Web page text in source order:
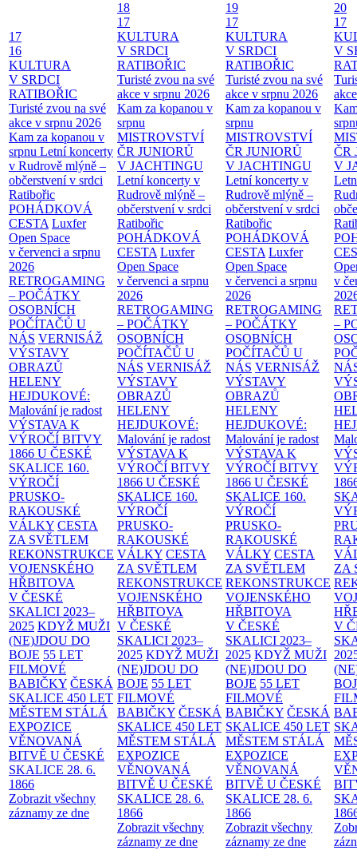
17
16
KULTURA
V SRDCI
RATIBOŘIC
Turisté zvou na své
akce v srpnu 2026
Kam za kopanou v
srpnu Letní koncerty
v Rudrově mlýně –
občerstvení v srdci
Ratibořic
POHÁDKOVÁ
CESTA Luxfer
Open Space
v červenci a srpnu
2026
RETROGAMING
– POČÁTKY
OSOBNÍCH
POČÍTAČŮ U
NÁS VERNISÁŽ
VÝSTAVY
OBRAZŮ
HELENY
HEJDUKOVÉ:
Malování je radost
VÝSTAVA K
VÝROČÍ BITVY
1866 U ČESKÉ
SKALICE 160.
VÝROČÍ
PRUSKO-
RAKOUSKÉ
VÁLKY CESTA
ZA SVĚTLEM
REKONSTRUKCE
VOJENSKÉHO
HŘBITOVA
V ČESKÉ
SKALICI 2023–
2025 KDYŽ MUŽI
(NE)JDOU DO
BOJE 55 LET
FILMOVÉ
BABIČKY ČESKÁ
SKALICE 450 LET
MĚSTEM STÁLÁ
EXPOZICE
VĚNOVANÁ
BITVĚ U ČESKÉ
SKALICE 28. 6.
1866
Zobrazit všechny
záznamy ze dne
18
17
KULTURA
V SRDCI
RATIBOŘIC
Turisté zvou na své
akce v srpnu 2026
Kam za kopanou v
srpnu
MISTROVSTVÍ
ČR JUNIORŮ
V JACHTINGU
Letní koncerty v
Rudrově mlýně –
občerstvení v srdci
Ratibořic
POHÁDKOVÁ
CESTA Luxfer
Open Space
v červenci a srpnu
2026
RETROGAMING
– POČÁTKY
OSOBNÍCH
POČÍTAČŮ U
NÁS VERNISÁŽ
VÝSTAVY
OBRAZŮ
HELENY
HEJDUKOVÉ:
Malování je radost
VÝSTAVA K
VÝROČÍ BITVY
1866 U ČESKÉ
SKALICE 160.
VÝROČÍ
PRUSKO-
RAKOUSKÉ
VÁLKY CESTA
ZA SVĚTLEM
REKONSTRUKCE
VOJENSKÉHO
HŘBITOVA
V ČESKÉ
SKALICI 2023–
2025 KDYŽ MUŽI
(NE)JDOU DO
BOJE 55 LET
FILMOVÉ
BABIČKY ČESKÁ
SKALICE 450 LET
MĚSTEM STÁLÁ
EXPOZICE
VĚNOVANÁ
BITVĚ U ČESKÉ
SKALICE 28. 6.
1866
Zobrazit všechny
záznamy ze dne
19
17
KULTURA
V SRDCI
RATIBOŘIC
Turisté zvou na své
akce v srpnu 2026
Kam za kopanou v
srpnu
MISTROVSTVÍ
ČR JUNIORŮ
V JACHTINGU
Letní koncerty v
Rudrově mlýně –
občerstvení v srdci
Ratibořic
POHÁDKOVÁ
CESTA Luxfer
Open Space
v červenci a srpnu
2026
RETROGAMING
– POČÁTKY
OSOBNÍCH
POČÍTAČŮ U
NÁS VERNISÁŽ
VÝSTAVY
OBRAZŮ
HELENY
HEJDUKOVÉ:
Malování je radost
VÝSTAVA K
VÝROČÍ BITVY
1866 U ČESKÉ
SKALICE 160.
VÝROČÍ
PRUSKO-
RAKOUSKÉ
VÁLKY CESTA
ZA SVĚTLEM
REKONSTRUKCE
VOJENSKÉHO
HŘBITOVA
V ČESKÉ
SKALICI 2023–
2025 KDYŽ MUŽI
(NE)JDOU DO
BOJE 55 LET
FILMOVÉ
BABIČKY ČESKÁ
SKALICE 450 LET
MĚSTEM STÁLÁ
EXPOZICE
VĚNOVANÁ
BITVĚ U ČESKÉ
SKALICE 28. 6.
1866
Zobrazit všechny
záznamy ze dne
20
17
V
ČR
V
v
–
ZA
V